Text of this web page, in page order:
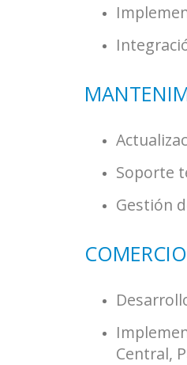
Soporte
Gestión
Central,